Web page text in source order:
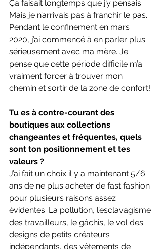
Ça faisait longtemps que j’y pensais.
Mais je n’arrivais pas à franchir le pas.
Pendant le confinement en mars
2020, j’ai commencé à en parler plus
sérieusement avec ma mère. Je
pense que cette période difficile m’a
vraiment forcer à trouver mon
chemin et sortir de la zone de confort!
Tu es à contre-courant des
boutiques aux collections
changeantes et fréquentes, quels
sont ton positionnement et tes
valeurs ?
J’ai fait un choix il y a maintenant 5/6
ans de ne plus acheter de fast fashion
pour plusieurs raisons assez
évidentes. La pollution, l’esclavagisme
des travailleurs, le gâchis, le vol des
designs de petits créateurs
indépendants, des vêtements de